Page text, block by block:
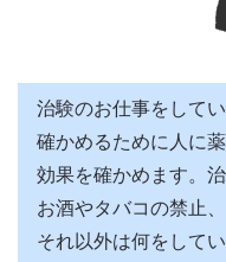
治験のお仕事をして
確かめるために人に
効果を確かめます。
お酒やタバコの禁止
それ以外は何をして